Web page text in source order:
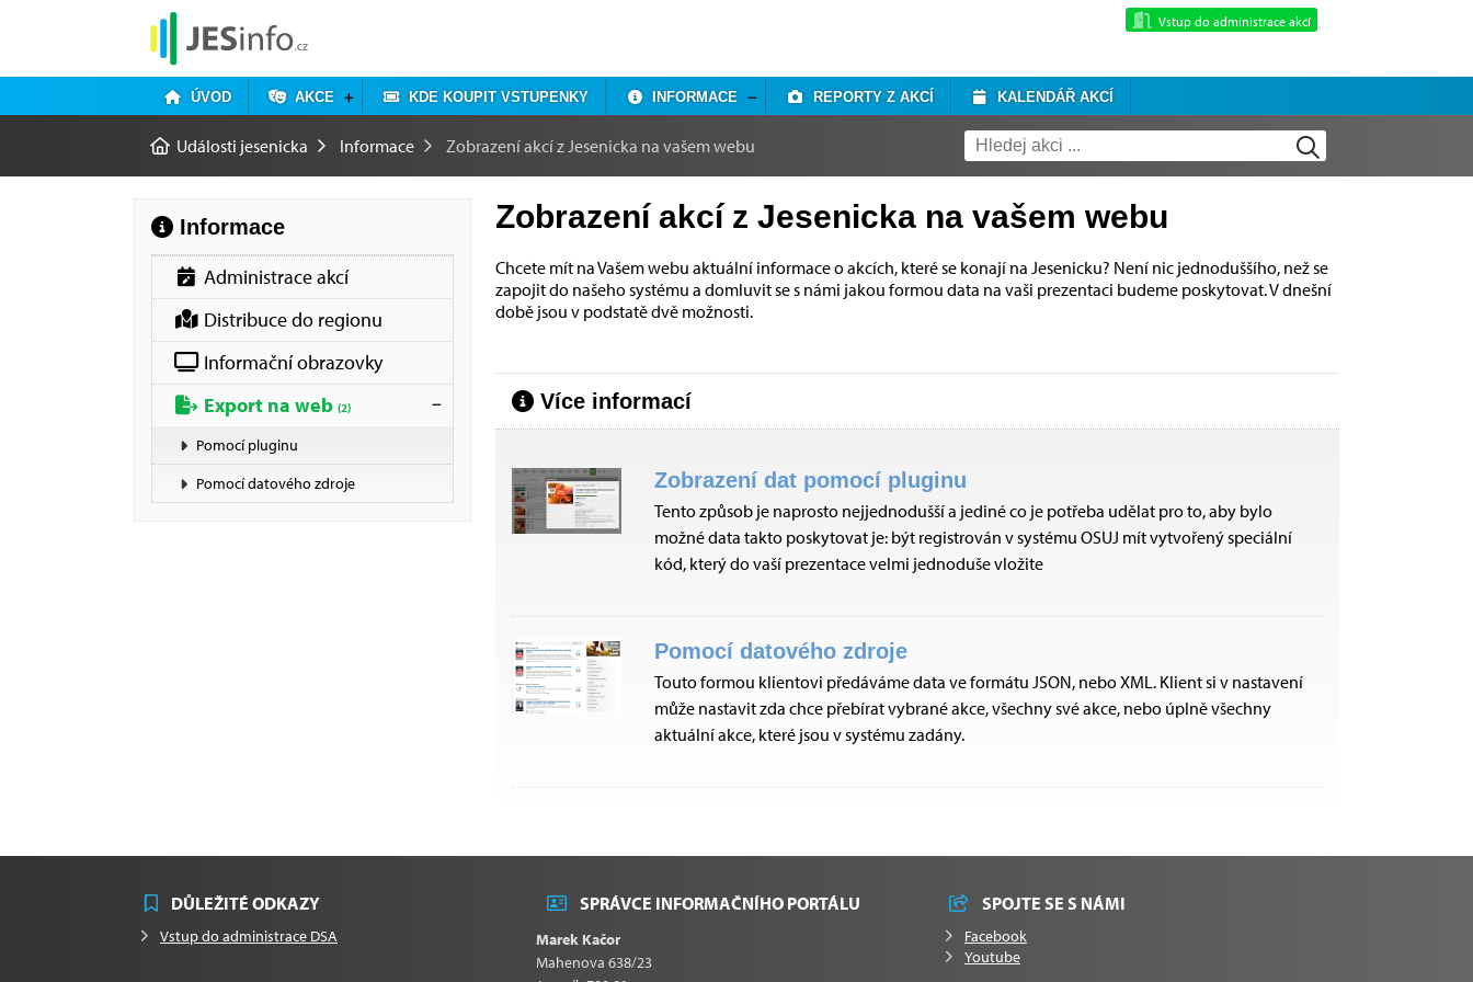
Vstup do administrace akcí
ÚVOD AKCE KDE KOUPIT VSTUPENKY INFORMACE REPORTY Z AKCÍ KALENDÁŘ AKCÍ
Události jesenicka Informace Zobrazení akcí z Jesenicka na vašem webu
Informace
Administrace akcí
Distribuce do regionu
Informační obrazovky
Export na web (2)
Pomocí pluginu
Pomocí datového zdroje
Zobrazení akcí z Jesenicka na vašem webu
Chcete mít na Vašem webu aktuální informace o akcích, které se konají na Jesenicku? Není nic jednoduššího, než se
zapojit do našeho systému a domluvit se s námi jakou formou data na vaši prezentaci budeme poskytovat. V dnešní
době jsou v podstatě dvě možnosti.
Více informací
Zobrazení dat pomocí pluginu
Tento způsob je naprosto nejjednodušší a jediné co je potřeba udělat pro to, aby bylo
možné data takto poskytovat je: být registrován v systému OSUJ mít vytvořený speciální
kód, který do vaší prezentace velmi jednoduše vložite
Pomocí datového zdroje
Touto formou klientovi předáváme data ve formátu JSON, nebo XML. Klient si v nastavení
může nastavit zda chce přebírat vybrané akce, všechny své akce, nebo úplně všechny
aktuální akce, které jsou v systému zadány.
DŮLEŽITÉ ODKAZY
Vstup do administrace DSA
SPRÁVCE INFORMAČNÍHO PORTÁLU
Marek Kačor
Mahenova 638/23
SPOJTE SE S NÁMI
Facebook
Youtube